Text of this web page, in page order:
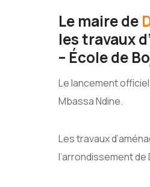
Le maire de
les travaux
– École de
Le lancement
Mbassa Ndine.
Les travaux
l’arrondissement de